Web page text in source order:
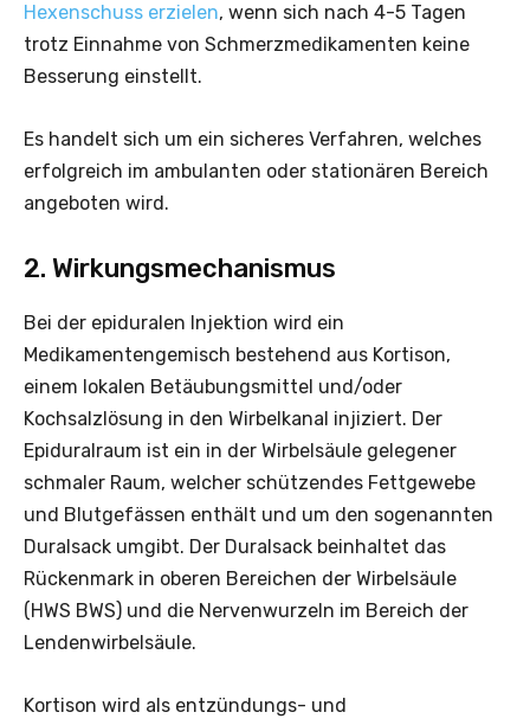
Hexenschuss erzielen, wenn sich nach 4-5 Tagen
trotz Einnahme von Schmerzmedikamenten keine
Besserung einstellt.
Es handelt sich um ein sicheres Verfahren, welches
erfolgreich im ambulanten oder stationären Bereich
angeboten wird.
2. Wirkungsmechanismus
Bei der epiduralen Injektion wird ein
Medikamentengemisch bestehend aus Kortison,
einem lokalen Betäubungsmittel und/oder
Kochsalzlösung in den Wirbelkanal injiziert. Der
Epiduralraum ist ein in der Wirbelsäule gelegener
schmaler Raum, welcher schützendes Fettgewebe
und Blutgefässen enthält und um den sogenannten
Duralsack umgibt. Der Duralsack beinhaltet das
Rückenmark in oberen Bereichen der Wirbelsäule
(HWS BWS) und die Nervenwurzeln im Bereich der
Lendenwirbelsäule.
Kortison wird als entzündungs- und